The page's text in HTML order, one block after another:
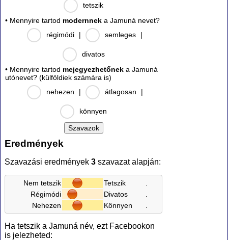
tetszik
• Mennyire tartod modernnek a Jamuná nevet?
régimódi
| semleges |
divatos
• Mennyire tartod mejegyezhetőnek a Jamuná
utónevet? (külföldiek számára is)
nehezen
| átlagosan |
könnyen
Eredmények
Szavazási eredmények 3 szavazat alapján:
Nem tetszik Tetszik
Régimódi
Divatos
Nehezen
Könnyen
Ha tetszik a Jamuná név, ezt Facebookon
is jelezheted: